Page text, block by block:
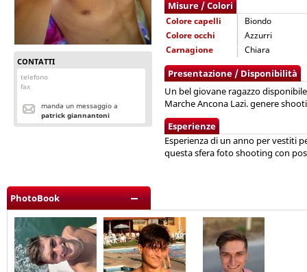
CONTATTI
telefono
fax
manda un messaggio a
patrick giannantoni
Misure / Colori
Colore capelli
Biondo
Colore occhi
Azzurri
Carnagione
Chiara
Presentazione / Disponibilità
Un bel giovane ragazzo
Marche Ancona Lazi. genere
Esperienze
Esperienza di un anno per vestiti
questa sfera foto shooting con
PhotoBook